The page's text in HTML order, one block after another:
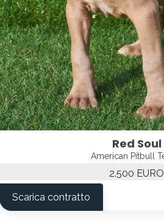
Red Soul
American Pitbull
2.500 EURO
Scarica contratto